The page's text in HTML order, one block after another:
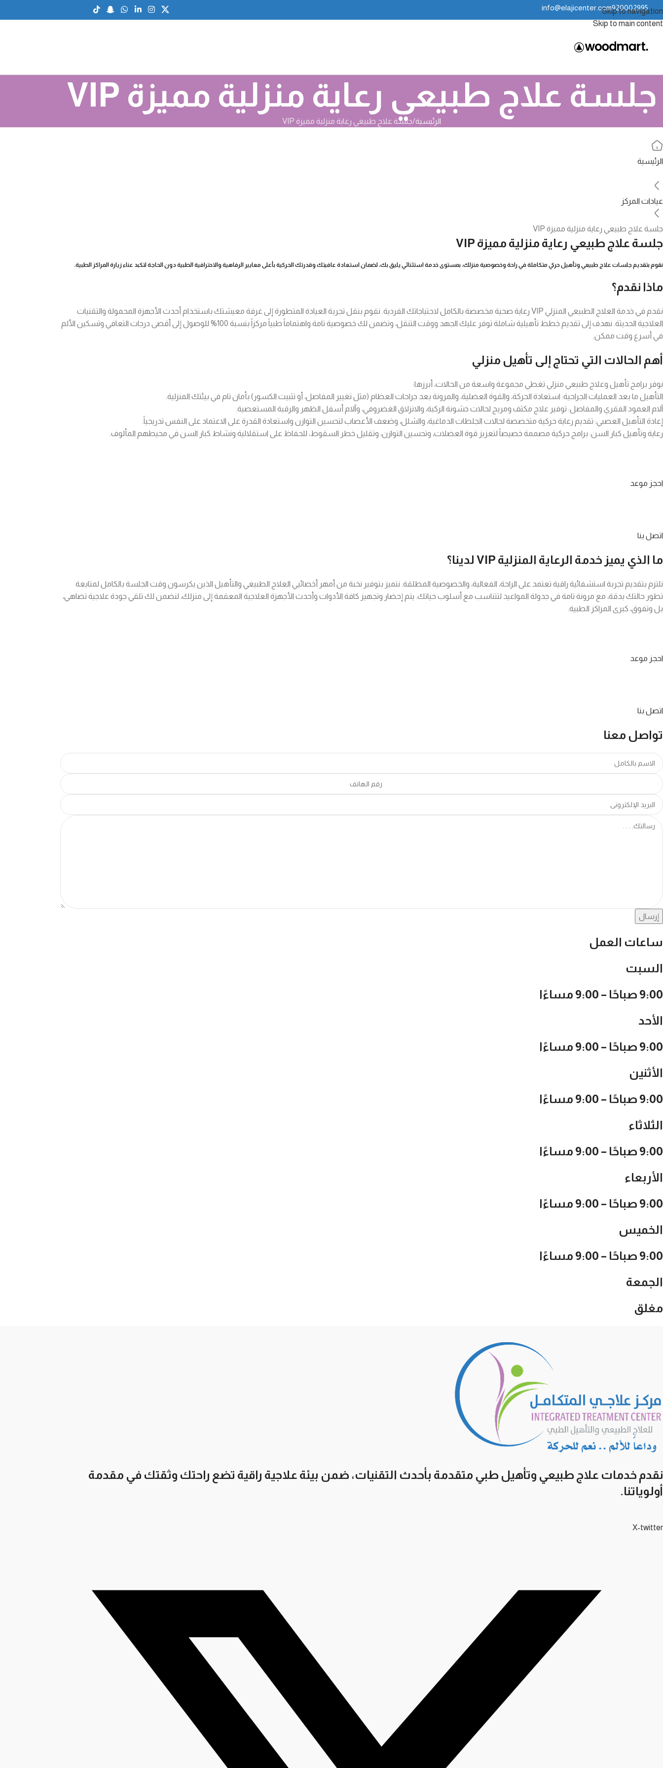
Skip to navigation
Skip to main content
920002995
info@elajicenter.com
جلسة علاج طبيعي رعاية منزلية مميزة VIP
الرئيسية جلسة علاج طبيعي رعاية منزلية مميزة VIP
الرئيسية
عيادات المركز
جلسة علاج طبيعي رعاية منزلية مميزة VIP
جلسة علاج طبيعي رعاية منزلية مميزة VIP
نقوم بتقديم جلسات علاج طبيعي وتأهيل حركي متكاملة في راحة وخصوصية منزلك، بمستوى خدمة استثنائي يليق بك، لضمان استعادة عافيتك وقدرتك الحركية بأعلى معايير الرفاهية والاحترافية الطبية دون الحاجة لتكبد عناء زيارة المراكز الطبية.
ماذا نقدم؟
نقدم في خدمة العلاج الطبيعي المنزلي VIP رعاية صحية مخصصة بالكامل لاحتياجاتك الفردية. نقوم بنقل تجربة العيادة المتطورة إلى غرفة معيشتك باستخدام أحدث الأجهزة المحمولة والتقنيات
العلاجية الحديثة. نهدف إلى تقديم خطط تأهيلية شاملة توفر عليك الجهد ووقت التنقل، وتضمن لك خصوصية تامة واهتماماً طبياً مركزاً بنسبة 100% للوصول إلى أقصى درجات التعافي وتسكين الألم
في أسرع وقت ممكن.
أهم الحالات التي تحتاج إلى تأهيل منزلي
نوفر برامج تأهيل وعلاج طبيعي منزلي تغطي مجموعة واسعة من الحالات، أبرزها:
التأهيل ما بعد العمليات الجراحية: استعادة الحركة، والقوة العضلية، والمرونة بعد جراحات العظام (مثل تغيير المفاصل، أو تثبيت الكسور) بأمان تام في بيئتك المنزلية.
آلام العمود الفقري والمفاصل: توفير علاج مكثف ومريح لحالات خشونة الركبة، والانزلاق الغضروفي، وآلام أسفل الظهر والرقبة المستعصية.
إعادة التأهيل العصبي: تقديم رعاية حركية متخصصة لحالات الجلطات الدماغية، والشلل، وضعف الأعصاب لتحسين التوازن واستعادة القدرة على الاعتماد على النفس تدريجياً.
رعاية وتأهيل كبار السن: برامج حركية مصممة خصيصاً لتعزيز قوة العضلات، وتحسين التوازن، وتقليل خطر السقوط، للحفاظ على استقلالية ونشاط كبار السن في محيطهم المألوف.
احجز موعد
اتصل بنا
ما الذي يميز خدمة الرعاية المنزلية VIP لدينا؟
نلتزم بتقديم تجربة استشفائية راقية تعتمد على الراحة، الفعالية، والخصوصية المطلقة. نتميز بتوفير نخبة من أمهر أخصائيي العلاج الطبيعي والتأهيل الذين يكرسون وقت الجلسة بالكامل لمتابعة
تطور حالتك بدقة، مع مرونة تامة في جدولة المواعيد لتتناسب مع أسلوب حياتك. يتم إحضار وتجهيز كافة الأدوات وأحدث الأجهزة العلاجية المعقمة إلى منزلك، لنضمن لك تلقي جودة علاجية تضاهي،
بل وتفوق، كبرى المراكز الطبية.
احجز موعد
اتصل بنا
تواصل معنا
إرسال
ساعات العمل
السبت
9:00 صباحًا – 9:00 مساءًا
الأحد
9:00 صباحًا – 9:00 مساءًا
الأثنين
9:00 صباحًا – 9:00 مساءًا
الثلاثاء
9:00 صباحًا – 9:00 مساءًا
الأربعاء
9:00 صباحًا – 9:00 مساءًا
الخميس
9:00 صباحًا – 9:00 مساءًا
الجمعة
مغلق
نقدم خدمات علاج طبيعي وتأهيل طبي متقدمة بأحدث التقنيات، ضمن بيئة علاجية راقية تضع راحتك وثقتك في مقدمة
أولوياتنا.
X-twitter